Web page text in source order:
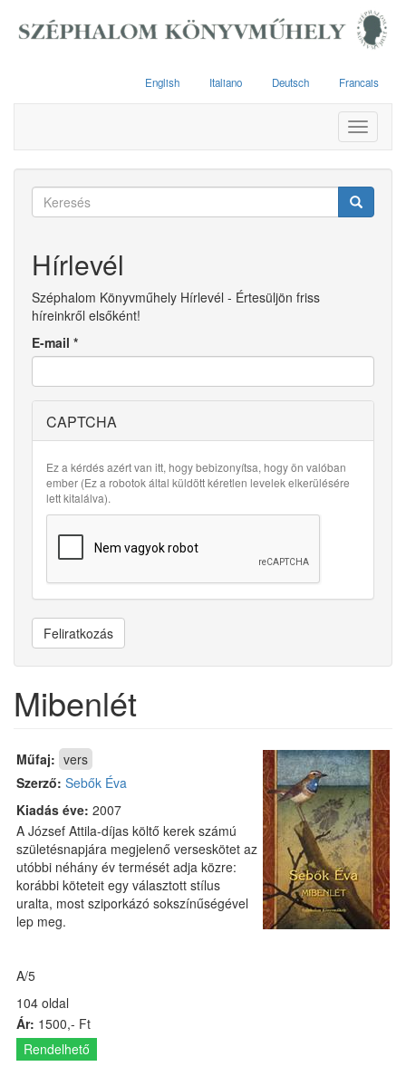
English Italiano Deutsch Francais
Toggle
Keresés
Hírlevél
Széphalom Könyvműhely Hírlevél - Értesüljön friss
híreinkről elsőként!
E-mail *
CAPTCHA
Ez a kérdés azért van itt, hogy bebizonyítsa, hogy ön valóban
ember (Ez a robotok által küldött kéretlen levelek elkerülésére
lett kitalálva).
Feliratkozás
Mibenlét
Műfaj: vers
Szerző: Sebők Éva
Kiadás éve: 2007
A József Attila-díjas költő kerek számú
születésnapjára megjelenő verseskötet az
utóbbi néhány év termését adja közre:
korábbi köteteit egy választott stílus
uralta, most sziporkázó sokszínűségével
lep meg.
A/5
104 oldal
Ár: 1500,- Ft
Rendelhető